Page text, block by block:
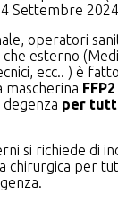
oculistica
poliambulatorio
riabilitazione
Settembre
operatori
esterno
ecc.. ) è
mascherina FFP2
per
si richiede di
chirurgica per